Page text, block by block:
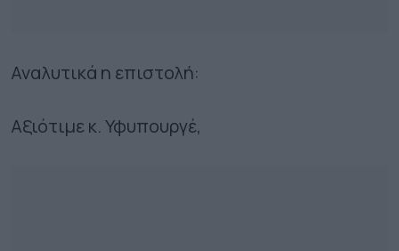
Αναλυτικά η επιστολή:
Αξιότιμε κ. Υφυπουργέ,